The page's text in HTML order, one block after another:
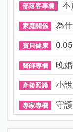
部落客專欄 不
家庭關係 為
寶貝健康
醫師專欄 晚
產後照護 小
專家專欄 守